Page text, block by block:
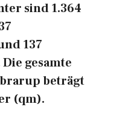
sind 1.364
137
gesamte
beträgt
(qm).